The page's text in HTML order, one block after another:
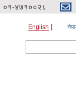
०१-४७१००२८
English